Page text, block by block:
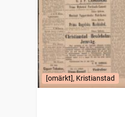
[omärkt], Kristianstad